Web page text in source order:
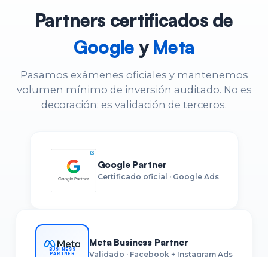
Partners certificados de
Google y Meta
Pasamos exámenes oficiales y mantenemos
volumen mínimo de inversión auditado. No es
decoración: es validación de terceros.
Google Partner
Certificado oficial · Google Ads
BUSINESS
PARTNER
Meta Business Partner
Validado · Facebook + Instagram Ads